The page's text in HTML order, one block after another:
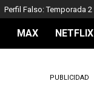
Perfil Falso: Temporada 2
MAX NETFLIX
PUBLICIDAD